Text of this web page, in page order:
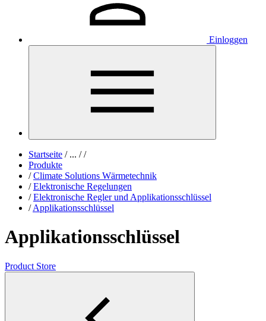
Einloggen
Startseite /... / /
Produkte
/ Climate Solutions Wärmetechnik
/ Elektronische Regelungen
/ Elektronische Regler und Applikationsschlüssel
/ Applikationsschlüssel
Applikationsschlüssel
Product Store